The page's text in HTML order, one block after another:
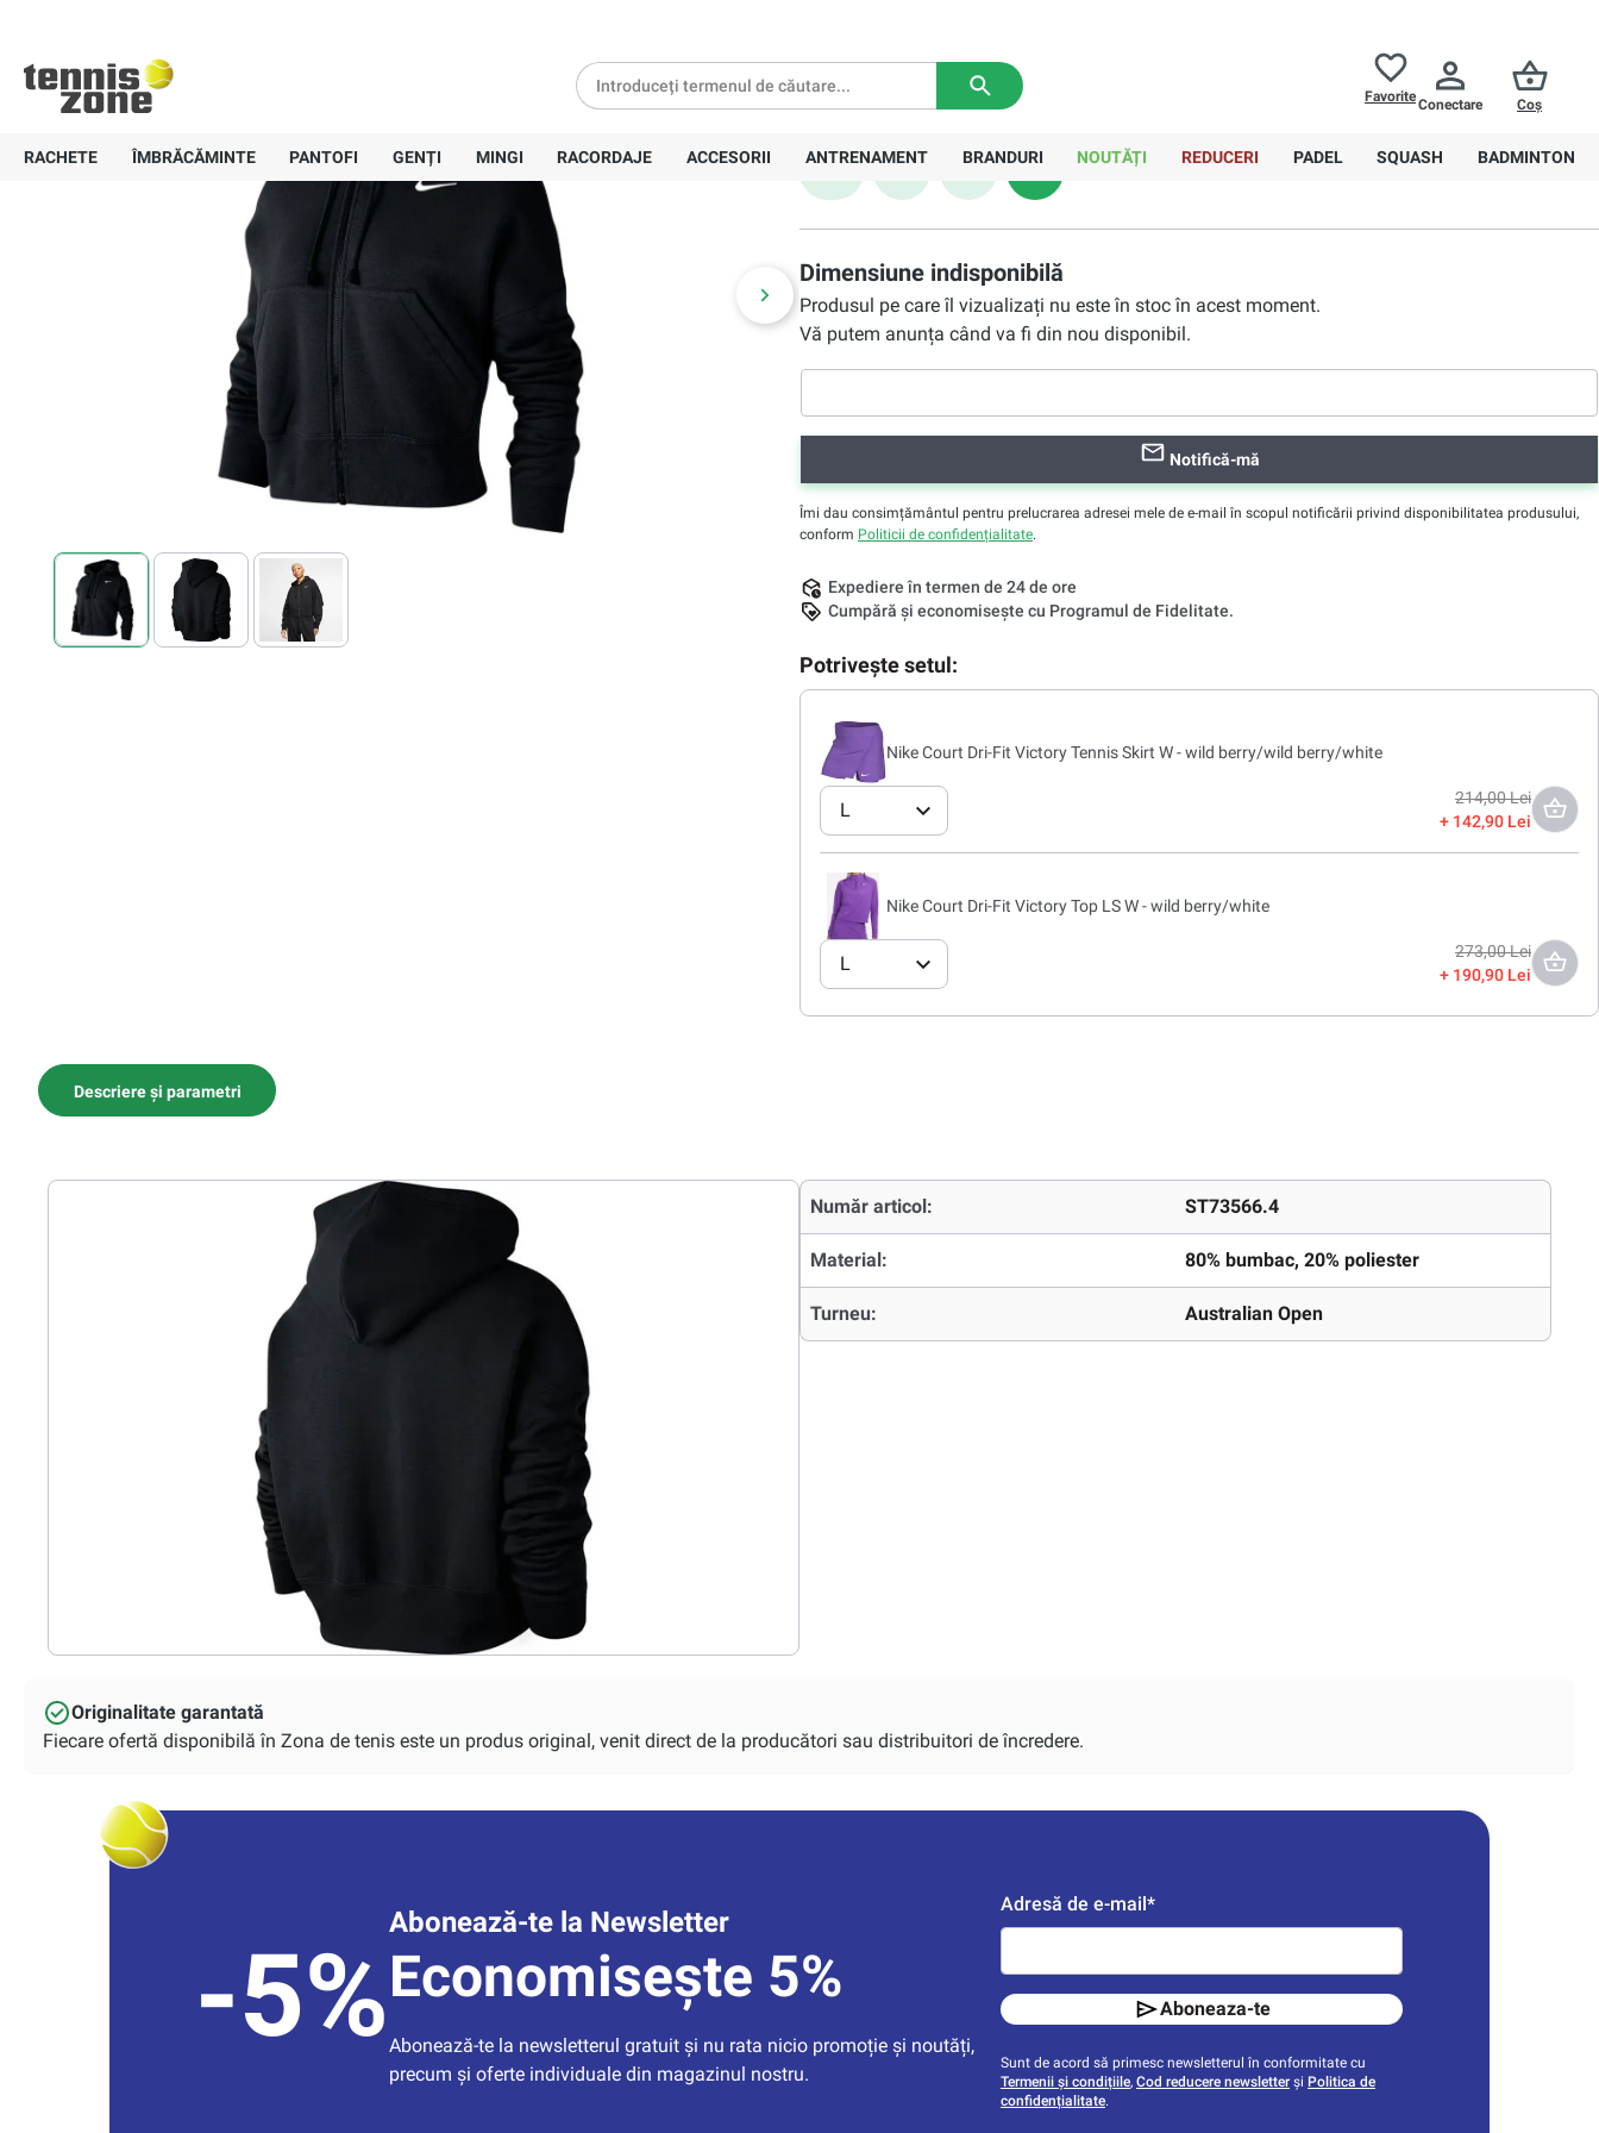
FavoriteConectare Coș
RACHETE ÎMBRĂCĂMINTE PANTOFI GENȚI MINGI RACORDAJE ACCESORII ANTRENAMENT BRANDURI NOUTĂȚI REDUCERI PADEL SQUASH BADMINTON
Preț recomandat:297,00 Lei
XS S M L
Dimensiune indisponibilă
Produsul pe care îl vizualizați nu este în stoc în acest moment.
Vă putem anunța când va fi din nou disponibil.
Notifică-mă
Îmi dau consimțământul pentru prelucrarea adresei mele de e-mail în scopul notificării privind disponibilitatea produsului,
conform Politicii de confidențialitate.
Expediere în termen de 24 de ore
Cumpără și economisește cu Programul de Fidelitate.
Potrivește setul:
Nike Court Dri-Fit Victory Tennis Skirt W - wild berry/wild berry/white
L
214,00 Lei
142,90 Lei
Nike Court Dri-Fit Victory Top LS W - wild berry/white
L
273,00 Lei
190,90 Lei
Descriere și parametri
Număr articol: ST73566.4
Material: 80% bumbac, 20% poliester
Turneu: Australian Open
Originalitate garantată
Fiecare ofertă disponibilă în Zona de tenis este un produs original, venit direct de la producători sau distribuitori de încredere.
-5%
Abonează-te la Newsletter
Economisește 5%
Abonează-te la newsletterul gratuit și nu rata nicio promoție și noutăți,
precum și oferte individuale din magazinul nostru.
Adresă de e-mail*
Aboneaza-te
Sunt de acord să primesc newsletterul în conformitate cu
Termenii și condițiile, Cod reducere newsletter și Politica de
confidențialitate.